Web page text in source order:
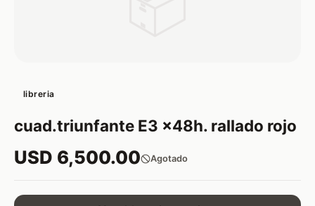
libreria
cuad.triunfante E3 x48h. rallado rojo
USD 6,500.00 Agotado